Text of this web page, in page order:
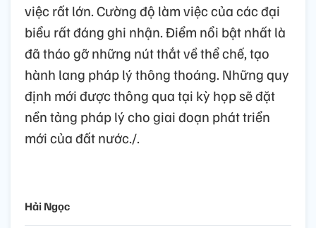
việc rất lớn. Cường độ làm việc của các đại
biểu rất đáng ghi nhận. Điểm nổi bật nhất là
đã tháo gỡ những nút thắt về thể chế, tạo
hành lang pháp lý thông thoáng. Những quy
định mới được thông qua tại kỳ họp sẽ đặt
nền tảng pháp lý cho giai đoạn phát triển
mới của đất nước./.
Hải Ngọc